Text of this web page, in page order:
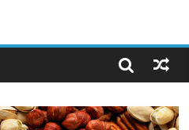
заставляет миллионы людей
важном креме этим летом